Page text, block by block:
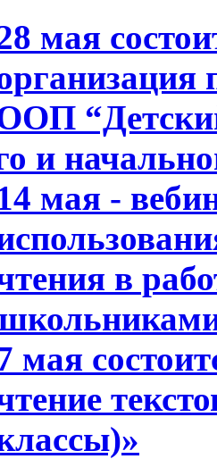
мая
и
мая -
в
мая